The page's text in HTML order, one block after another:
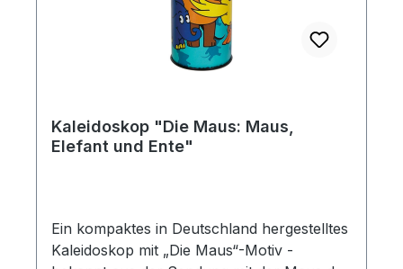
Kaleidoskop "Die Maus: Maus,
Elefant und Ente"
Ein kompaktes in Deutschland hergestelltes
Kaleidoskop mit „Die Maus“-Motiv -